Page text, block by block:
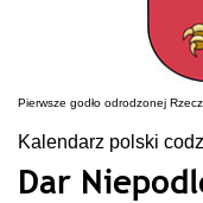
Pierwsze godło odrodzonej
Kalendarz polski
Dar